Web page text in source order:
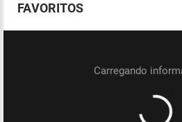
FAVORITOS